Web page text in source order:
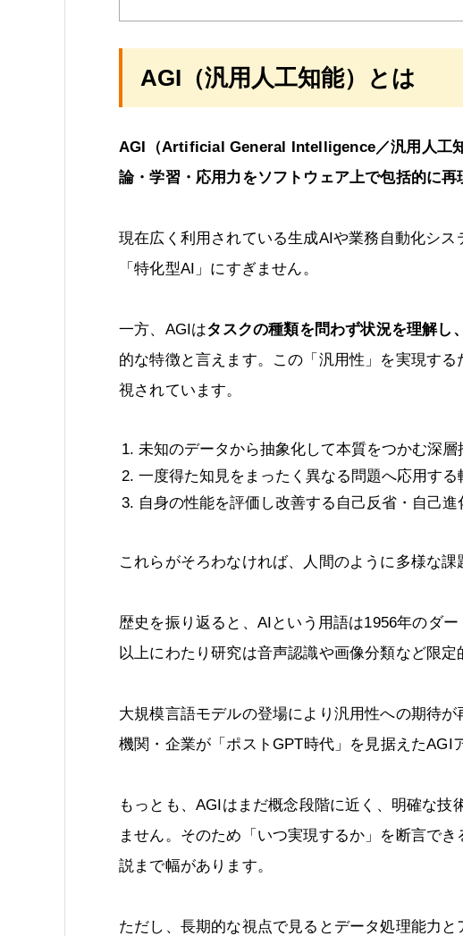
AGI（汎用人工知能）とは
AGI（Artificial General Intelligence／汎用人工
論・学習・応用力をソフトウェア上で包括的に
現在広く利用されている生成AIや業務自動化シ
「特化型AI」にすぎません。
一方、AGIはタスクの種類を問わず状況を理解し
的な特徴と言えます。この「汎用性」を実現す
視されています。
未知のデータから抽象化して本質をつかむ深層
一度得た知見をまったく異なる問題へ応用する
自身の性能を評価し改善する自己反省・自己進
これらがそろわなければ、人間のように多様な
歴史を振り返ると、AIという用語は1956年のダ
以上にわたり研究は音声認識や画像分類など限定
大規模言語モデルの登場により汎用性への期待
機関・企業が「ポストGPT時代」を見据えたAGI
もっとも、AGIはまだ概念段階に近く、明確な
ません。そのため「いつ実現するか」を断言で
説まで幅があります。
ただし、長期的な視点で見るとデータ処理能力